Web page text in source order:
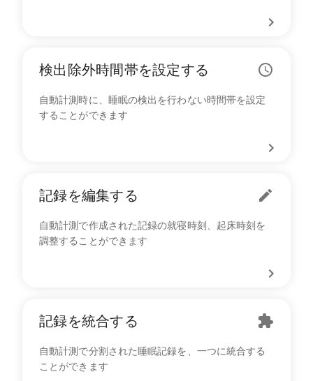
検出除外時間帯を設定する
自動計測時に、睡眠の検出を行わない時間帯を設定
することができます
記録を編集する
自動計測で作成された記録の就寝時刻、起床時刻を
調整することができます
記録を統合する
自動計測で分割された睡眠記録を、一つに統合する
ことができます